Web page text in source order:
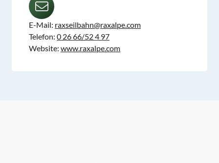
E-Mail: raxseilbahn@raxalpe.com
Telefon: 0 26 66/52 4 97
Website: www.raxalpe.com